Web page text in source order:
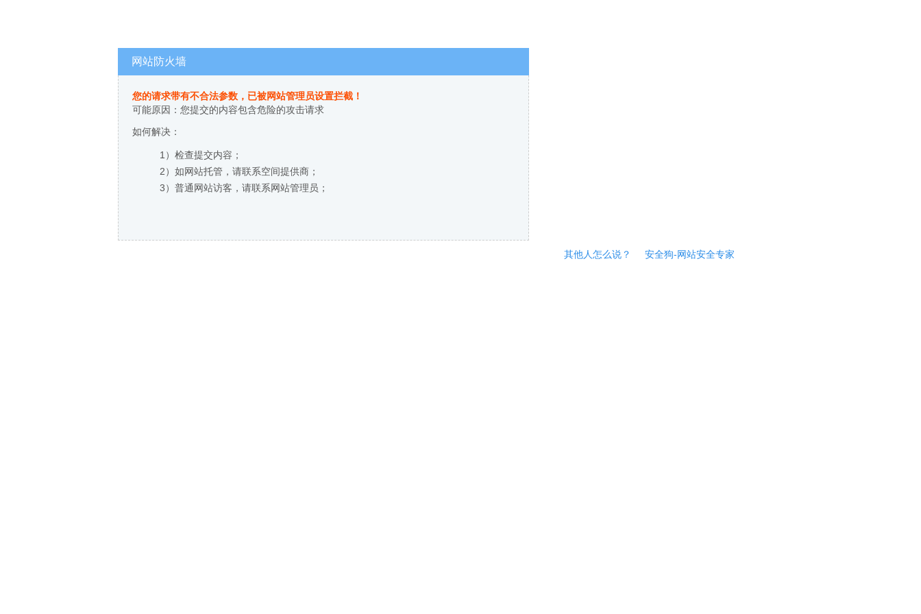
网站防火墙
您的请求带有不合法参数，已被网站管理员设置拦截！
可能原因：您提交的内容包含危险的攻击请求
如何解决：
1）检查提交内容；
2）如网站托管，请联系空间提供商；
3）普通网站访客，请联系网站管理员；
其他人怎么说？ 安全狗-网站安全专家